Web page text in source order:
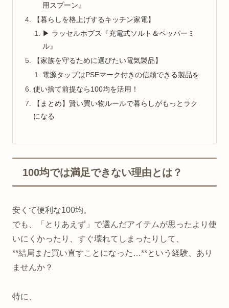
用スプーン』
【暮らしを格上げするキッチン家電】
▶ ラッセルホブス『充電式ソルト＆ペッパーミ
ル』
【家族を守るために選びたい電気製品】
電源タップはPSEマーク付きの信頼できる製品を
使い捨て前提なら100均を活用！
【まとめ】賢い買い物ルールで暮らしがもっとラク
になる
100均では満足できない理由とは？
安くて便利な100均。
でも、「とりあえず」で選んだアイテムが思ったより使
いにくかったり、すぐ壊れてしまったりして、
**結局また買い直すことになった…**という経験、あり
ませんか？
特に、